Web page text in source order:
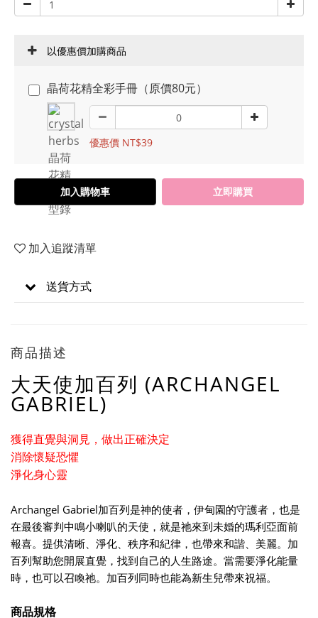
以優惠價加購商品
晶荷花精全彩手冊（原價80元）
優惠價 NT$39
加入購物車 立即購買
加入追蹤清單
送貨方式
商品描述
大天使加百列 (ARCHANGEL
GABRIEL)
獲得直覺與洞見，做出正確決定
消除懷疑恐懼
淨化身心靈
Archangel Gabriel加百列是神的使者，伊甸園的守護者，也是
在最後審判中鳴小喇叭的天使，就是祂來到未婚的瑪利亞面前
報喜。提供清晰、淨化、秩序和紀律，也帶來和諧、美麗。加
百列幫助您開展直覺，找到自己的人生路途。當需要淨化能量
時，也可以召喚祂。加百列同時也能為新生兒帶來祝福。
商品規格